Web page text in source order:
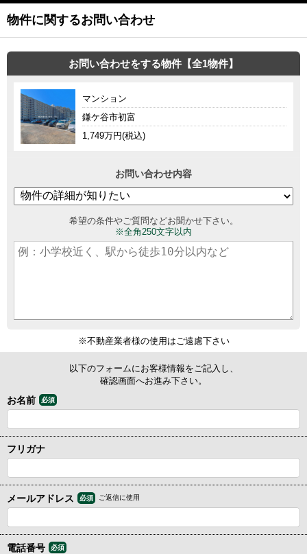
物件に関するお問い合わせ
お問い合わせをする物件【全1物件】
マンション
鎌ケ谷市初富
1,749万円(税込)
お問い合わせ内容
希望の条件やご質問などお聞かせ下さい。
※全角250文字以内
※不動産業者様の使用はご遠慮下さい
以下のフォームにお客様情報をご記入し、
確認画面へお進み下さい。
お名前 必須
フリガナ
メールアドレス 必須 ご返信に使用
電話番号 必須